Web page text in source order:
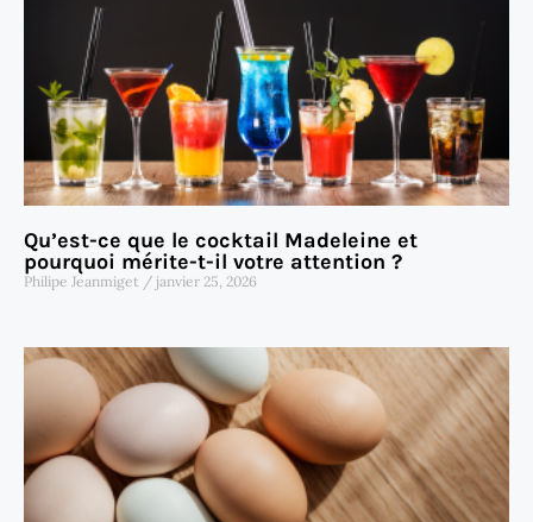
Qu’est-ce que le cocktail Madeleine et
pourquoi mérite-t-il votre attention ?
Philipe Jeanmiget janvier 25, 2026